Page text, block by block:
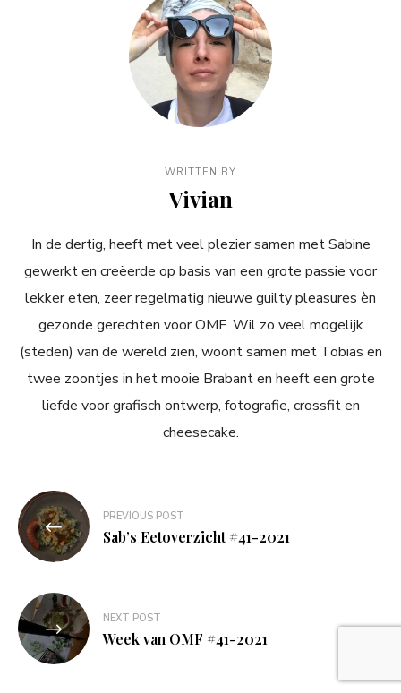
WRITTEN BY
Vivian
In de dertig, heeft met veel plezier samen met Sabine
gewerkt en creëerde op basis van een grote passie voor
lekker eten, zeer regelmatig nieuwe guilty pleasures èn
gezonde gerechten voor OMF. Wil zo veel mogelijk
(steden) van de wereld zien, woont samen met Tobias en
twee zoontjes in het mooie Brabant en heeft een grote
liefde voor grafisch ontwerp, fotografie, crossfit en
cheesecake.
Bericht
navigatie
PREVIOUS POST
Sab’s Eetoverzicht #41-2021
NEXT POST
Week van OMF #41-2021